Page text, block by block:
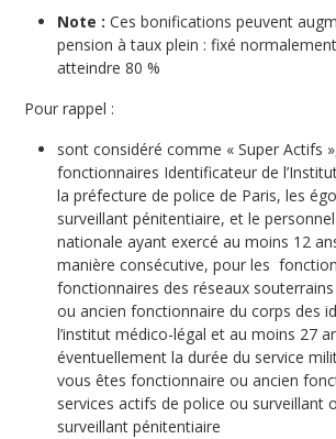
Note :Ces bonifications peuvent
pension à taux plein : fixé
atteindre 80 %
Pour rappel :
sont considéré comme « Super Actifs
fonctionnaires Identificateur de
la préfecture de police de Paris, les
surveillant pénitentiaire, et le
nationale ayant exercé au moins 12
manière consécutive, pour les
fonctionnaires des réseaux
ou ancien fonctionnaire du corps des
l’institut médico-légal et au moins 27
éventuellement la durée du service
vous êtes fonctionnaire ou ancien
services actifs de police ou surveillant
surveillant pénitentiaire